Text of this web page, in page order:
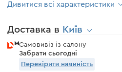
Дивитися всі характеристики
Доставка в Київ
Самовивіз із салону
Забрати сьогодні
Перевірити наявність